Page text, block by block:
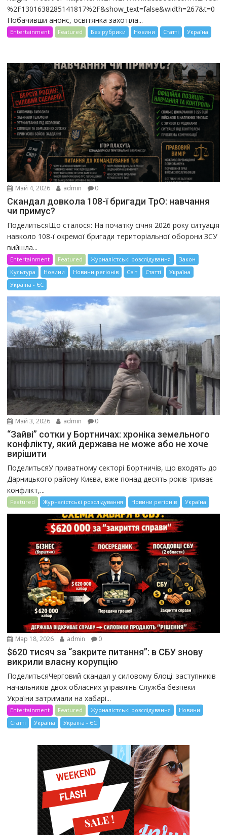
%2F1301638285141817%2F&show_text=false&width=267&t=0
Побачивши анонс, освітянка захотіла...
Entertainment Featured Без рубрики Новини Статті Україна
Май 4, 2026 admin 0
Скандал довкола 108-ї бригади ТрО: навчання
чи примус?
ПоделитьсяЩо сталося: На початку січня 2026 року ситуація
навколо 108-ї окремої бригади територіальної оборони ЗСУ
вийшла...
Entertainment Featured Журналістські розслідування
Закон
Культура
Новини Новини регіонів Світ Статті
Україна
Україна - ЄС
Май 3, 2026 admin 0
“Зайві” сотки у Бортничах: хроніка земельного
конфлікту, який держава не може або не хоче
вирішити
ПоделитьсяУ приватному секторі Бортничів, що входять до
Дарницького району Києва, вже понад десять років триває
конфлікт,...
Featured Журналістські розслідування Новини регіонів Україна
Мар 18, 2026 admin 0
$620 тисяч за “закрите питання”: в СБУ знову
викрили власну корупцію
ПоделитьсяЧерговий скандал у силовому блоці: заступників
начальників двох обласних управлінь Служба безпеки
України затримали на хабарі...
Entertainment Featured Журналістські розслідування
Новини
Статті
Україна Україна - ЄС